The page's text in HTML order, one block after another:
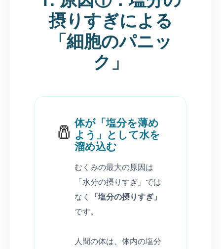
摂りすぎによる
「細胞のパニッ
ク」
🧂 体が「塩分を薄め
よう」として水を
溜め込む
むくみの最大の原因は
「水分の摂りすぎ」では
なく
「塩分の摂りすぎ」
です。
人間の体は、体内の塩分